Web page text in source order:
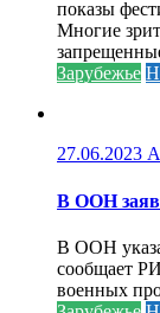
показы
Многие
Зарубежье
27.06.2023
В ООН
В ООН
сообщает
военных